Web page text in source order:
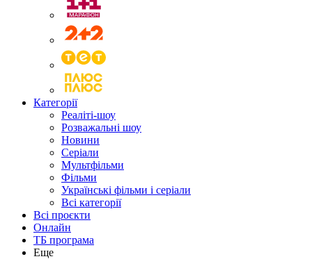
Категорії
Реаліті-шоу
Розважальні шоу
Новини
Серіали
Мультфільми
Фільми
Українські фільми і серіали
Всі категорії
Всі проєкти
Онлайн
ТБ програма
Еще